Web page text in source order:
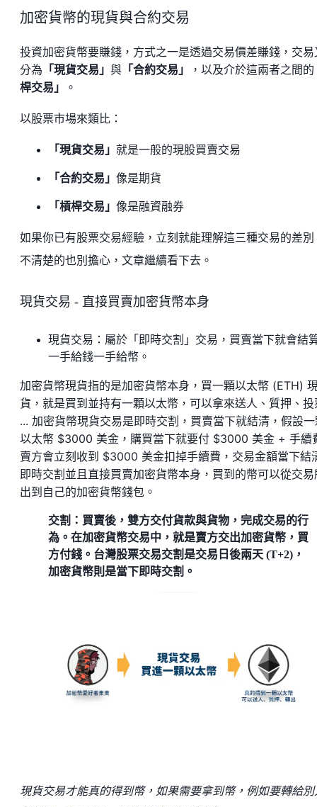
加密貨幣的現貨與合約交易
投資加密貨幣要賺錢，方式之一是透過交易價差賺錢，交易
分為 「現貨交易」 與 「合約交易」 ，以及介於這兩者之間的
桿交易」
。
以股票市場來類比：
「現貨交易」 就是一般的現股買賣交易
「合約交易」 像是期貨
「槓桿交易」 像是融資融券
如果你已有股票交易經驗，立刻就能理解這三種交易的差別
不清楚的也別擔心，文章繼續看下去。
現貨交易 - 直接買賣加密貨幣本身
現貨交易：屬於「即時交割」交易，買賣當下就會結
一手給錢一手給幣。
加密貨幣現貨指的是加密貨幣本身，買一顆以太幣 (ETH)
貨，就是買到並持有一顆以太幣，可以拿來送人、質押、投
... 加密貨幣現貨交易是即時交割，買賣當下就結清，假設
以太幣 $3000 美金，購買當下就要付 $3000 美金 + 手續
賣方會立刻收到 $3000 美金扣掉手續費，交易金額當下結
即時交割並且直接買賣加密貨幣本身，買到的幣可以從交易
出到自己的加密貨幣錢包。
交割：買賣後，雙方交付貨款與貨物，完成交易的行
為。在加密貨幣交易中，就是賣方交出加密貨幣，買
方付錢。台灣股票交易交割是交易日後兩天 (T+2)，
加密貨幣則是當下即時交割。
現貨交易才能真的得到幣，如果需要拿到幣，例如要轉給別